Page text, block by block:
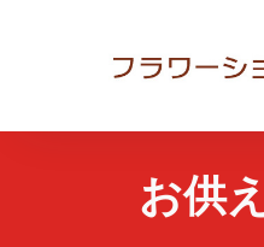
ツ
お供